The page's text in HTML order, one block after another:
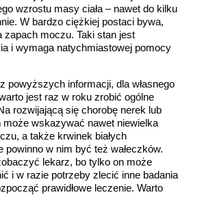
wzrostu masy ciała – nawet do kilku
W bardzo ciężkiej postaci bywa,
zapach moczu. Taki stan jest
i wymaga natychmiastowej pomocy
powyższych informacji, dla własnego
jest raz w roku zrobić ogólne
rozwijającą się chorobę nerek lub
wskazywać nawet niewielka
a także krwinek białych
powinno w nim być też wałeczków.
lekarz, bo tylko on może
i w razie potrzeby zlecić inne badania
prawidłowe leczenie. Warto